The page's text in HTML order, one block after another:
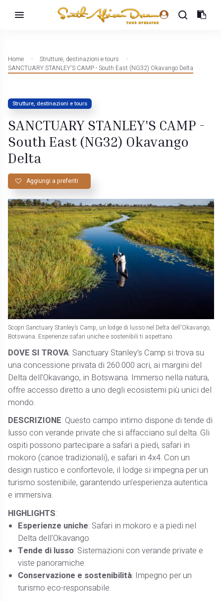
Home
Strutture, destinazioni e tours
SANCTUARY STANLEY'S CAMP - South East (NG32) Okavango Delta
Strutture, destinazioni e tours
SANCTUARY STANLEY'S CAMP -
South East (NG32) Okavango
Delta
Aggiungi a preferiti
Scopri Sanctuary Stanley’s Camp, un lodge di lusso nel Delta dell'Okavango,
Botswana. Esperienze safari uniche e sostenibili ti aspettano.
DOVE SI TROVA: Sanctuary Stanley’s Camp si trova su
una concessione privata di 260.000 acri, ai margini del
Delta dell’Okavango, in Botswana. Immerso nella natura,
offre accesso diretto a uno degli ecosistemi più unici del
mondo.
DESCRIZIONE: Questo campo intimo dispone di tende di
lusso con verande private che si affacciano sul delta. Gli
ospiti possono partecipare a safari a piedi, safari in
mokoro (canoe tradizionali), e safari in 4x4. Con un
design rustico e confortevole, il lodge si impegna per un
turismo sostenibile, garantendo un’esperienza autentica
e immersiva.
HIGHLIGHTS:
Esperienze uniche: Safari in mokoro e a piedi nel
Delta dell'Okavango.
Tende di lusso: Sistemazioni con verande private e
viste panoramiche.
Conservazione e sostenibilità: Impegno per un
turismo eco-responsabile.